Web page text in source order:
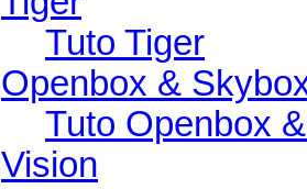
Tuto Tiger
Openbox &
Tuto Openbox
Vision